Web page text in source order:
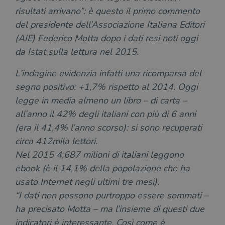
risultati arrivano”: è questo il primo commento
del presidente dell’Associazione Italiana Editori
(AIE) Federico Motta dopo i dati resi noti oggi
da Istat sulla lettura nel 2015.
L’indagine evidenzia infatti una ricomparsa del
segno positivo: +1,7% rispetto al 2014. Oggi
legge in media almeno un libro – di carta –
all’anno il 42% degli italiani con più di 6 anni
(era il 41,4% l’anno scorso): si sono recuperati
circa 412mila lettori.
Nel 2015 4,687 milioni di italiani leggono
ebook (è il 14,1% della popolazione che ha
usato Internet negli ultimi tre mesi).
“I dati non possono purtroppo essere sommati –
ha precisato Motta – ma l’insieme di questi due
indicatori è interessante. Così come è
Nome
Dominio
Scadenza
wordpress_test_cookie
Automattic
Inc.
.illibraio.it
Sessione
Sessione